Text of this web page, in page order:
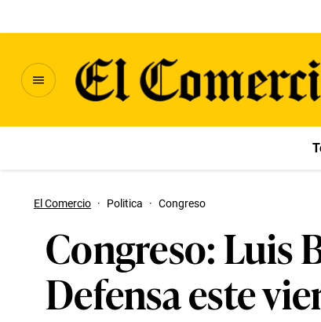
El Comercio · Politica · Congreso
Congreso: Luis
Defensa este